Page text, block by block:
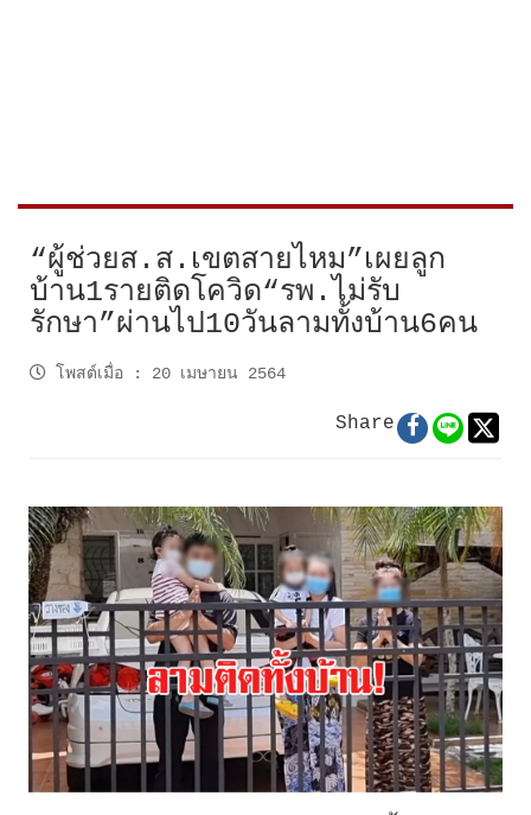
“ผู้ช่วยส.ส.เขตสายไหม”เผยลูก
บ้าน1รายติดโควิด“รพ.ไม่รับ
รักษา”ผ่านไป10วันลามทั้งบ้าน6คน
โพสต์เมื่อ : 20 เมษายน 2564
Share